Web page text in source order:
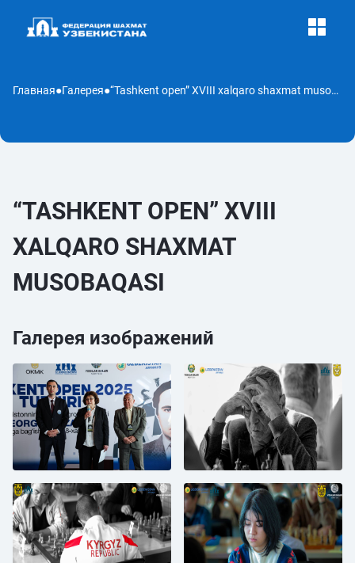
Главная●Галерея● “Tashkent open” XVIII xalqaro shaxmat musobaqasi
“TASHKENT OPEN” XVIII
XALQARO SHAXMAT
MUSOBAQASI
Галерея изображений